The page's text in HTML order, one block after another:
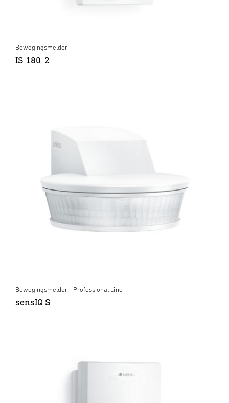
Bewegingsmelder
IS 180-2
Bewegingsmelder - Professional Line
sensIQ S